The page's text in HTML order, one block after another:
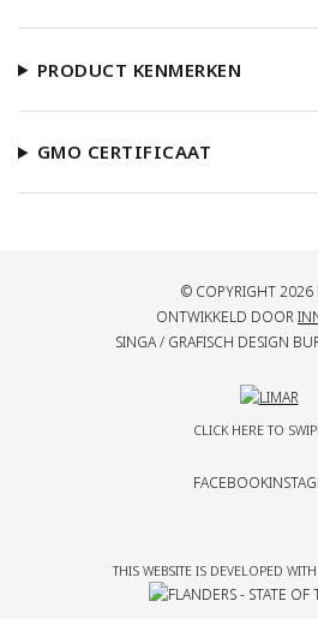
PRODUCT KENMERKEN
GMO CERTIFICAAT
© COPYRIGHT 2026
ONTWIKKELD DOOR
SINGA / GRAFISCH DESIGN
CLICK HERE TO
FACEBOOK
THIS WEBSITE IS DEVELOPED